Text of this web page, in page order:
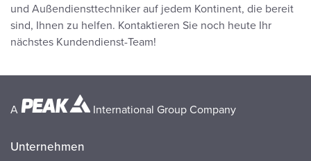
und Außendiensttechniker auf jedem Kontinent, die bereit
sind, Ihnen zu helfen. Kontaktieren Sie noch heute Ihr
nächstes Kundendienst-Team!
A International Group Company
Unternehmen